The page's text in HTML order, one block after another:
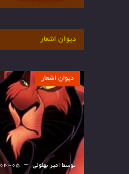
دیوان اشعار
دیوان اشعار
توسط امیر بهلولی 05